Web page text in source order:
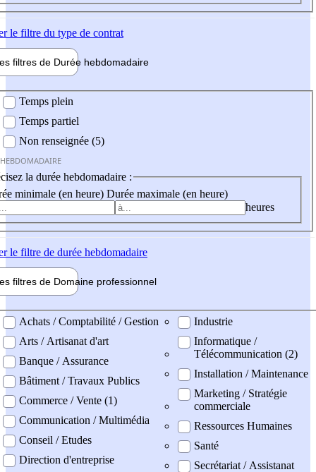
le filtre du type de contrat
filtres de Durée hebdomadaire
Temps plein
Temps partiel
Non renseignée (5)
la durée hebdomadaire :
minimale (en heure) Durée maximale (en heure)
heures
le filtre de durée hebdomadaire
filtres de Domaine professionnel
professionel
Achats / Comptabilité / Gestion
Arts / Artisanat d'art
Banque / Assurance
Bâtiment / Travaux Publics
Commerce / Vente (1)
Communication / Multimédia
Conseil / Etudes
Direction d'entreprise
Industrie
Informatique /
Télécommunication (2)
Installation / Maintenance
Marketing / Stratégie
commerciale
Ressources Humaines
Santé
Secrétariat / Assistanat